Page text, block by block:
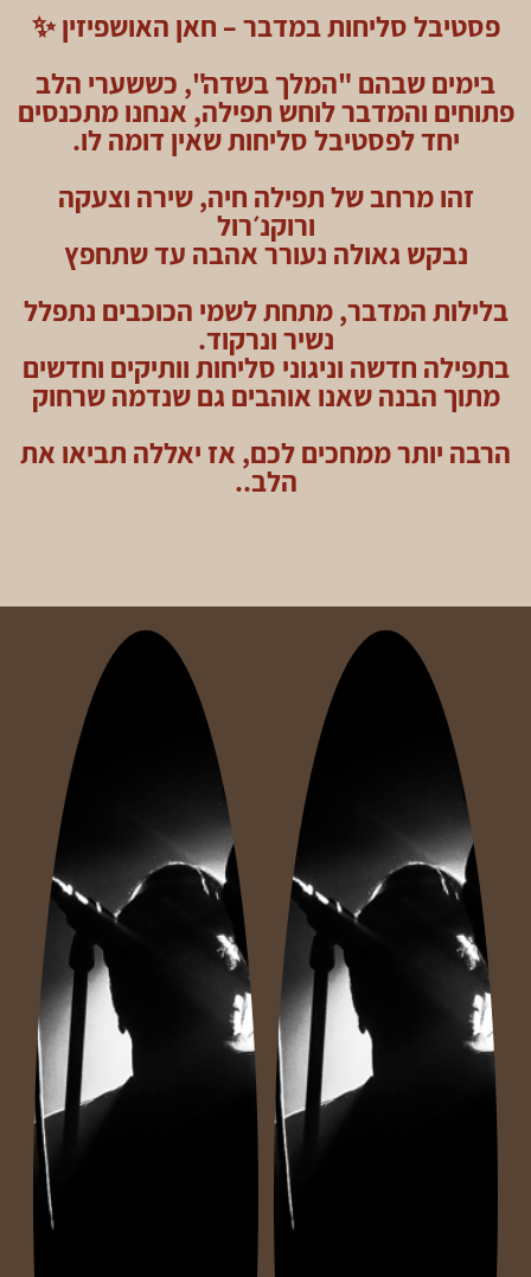
פסטיבל סליחות במדבר – חאן האושפיזין ✨
בימים שבהם "המלך בשדה", כששערי הלב
פתוחים והמדבר לוחש תפילה, אנחנו מתכנסים
יחד לפסטיבל סליחות שאין דומה לו.
זהו מרחב של תפילה חיה, שירה וצעקה
ורוקנ׳רול
נבקש גאולה נעורר אהבה עד שתחפץ
בלילות המדבר, מתחת לשמי הכוכבים נתפלל
נשיר ונרקוד.
בתפילה חדשה וניגוני סליחות וותיקים וחדשים
מתוך הבנה שאנו אוהבים גם שנדמה שרחוק
הרבה יותר ממחכים לכם, אז יאללה תביאו את
הלב..